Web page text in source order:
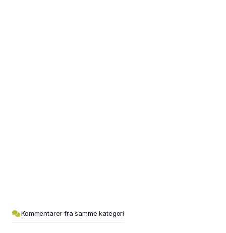
Kommentarer fra samme kategori